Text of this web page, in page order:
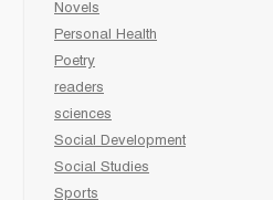
Novels
Personal Health
Poetry
readers
sciences
Social Development
Social Studies
Sports